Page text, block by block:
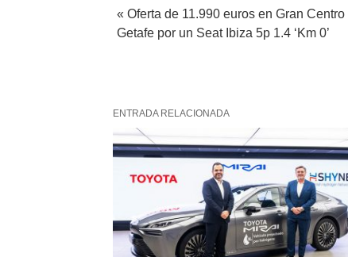
« Oferta de 11.990 euros en Gran Centro
Getafe por un Seat Ibiza 5p 1.4 ‘Km 0’
ENTRADA RELACIONADA